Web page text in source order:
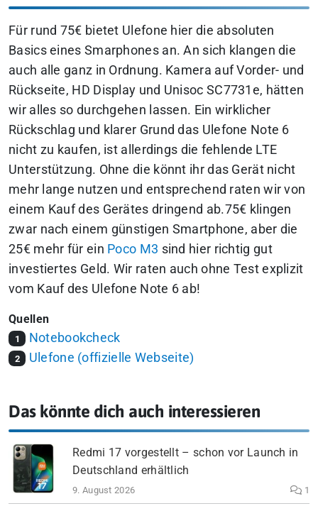
Für rund 75€ bietet Ulefone hier die absoluten
Basics eines Smarphones an. An sich klangen die
auch alle ganz in Ordnung. Kamera auf Vorder- und
Rückseite, HD Display und Unisoc SC7731e, hätten
wir alles so durchgehen lassen. Ein wirklicher
Rückschlag und klarer Grund das Ulefone Note 6
nicht zu kaufen, ist allerdings die fehlende LTE
Unterstützung. Ohne die könnt ihr das Gerät nicht
mehr lange nutzen und entsprechend raten wir von
einem Kauf des Gerätes dringend ab.75€ klingen
zwar nach einem günstigen Smartphone, aber die
25€ mehr für ein Poco M3 sind hier richtig gut
investiertes Geld. Wir raten auch ohne Test explizit
vom Kauf des Ulefone Note 6 ab!
Quellen
1 Notebookcheck
2 Ulefone (offizielle Webseite)
Das könnte dich auch interessieren
Redmi 17 vorgestellt – schon vor Launch in
Deutschland erhältlich
9. August 2026 1